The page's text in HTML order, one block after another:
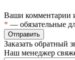
Ваши комментарии
* — обязательные
Отправить
Заказать обратный
Наш менеджер